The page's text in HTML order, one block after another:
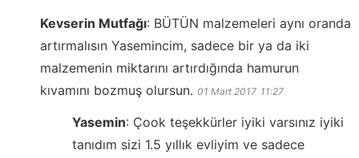
Kevserin Mutfağı: BÜTÜN malzemeleri aynı oranda
artırmalısın Yasemincim, sadece bir ya da iki
malzemenin miktarını artırdığında hamurun
kıvamını bozmuş olursun. 01 Mart 2017 11:27
Yasemin: Çook teşekkürler iyiki varsınız iyiki
tanıdım sizi 1.5 yıllık evliyim ve sadece